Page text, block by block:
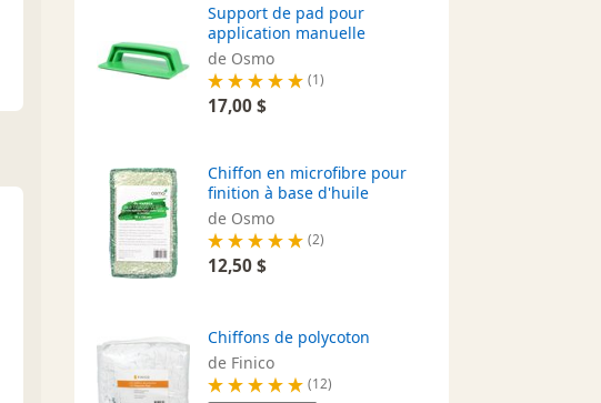
Support de pad pour
application manuelle
de Osmo
(1)
17,00 $
Chiffon en microfibre pour
finition à base d'huile
de Osmo
(2)
12,50 $
Chiffons de polycoton
de Finico
(12)